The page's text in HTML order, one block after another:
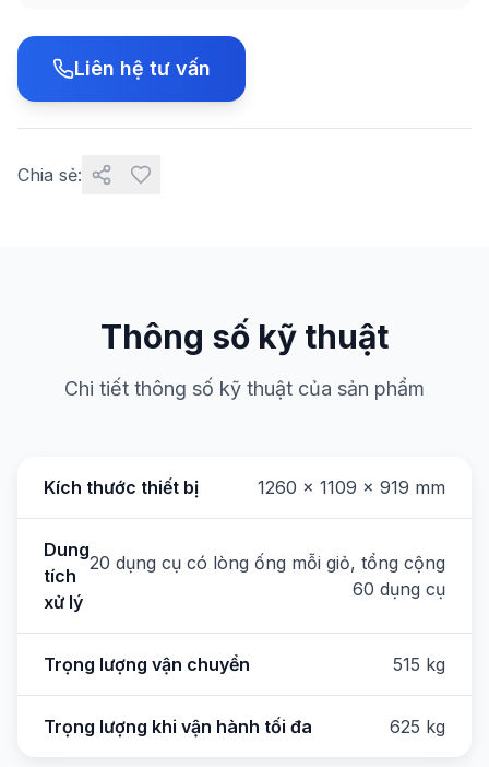
Liên hệ tư vấn
Chia sẻ:
Thông số kỹ thuật
Chi tiết thông số kỹ thuật của sản phẩm
Kích thước thiết bị 1260 x 1109 x 919 mm
Dung
tích
xử lý
20 dụng cụ có lòng ống mỗi giỏ, tổng cộng
60 dụng cụ
Trọng lượng vận chuyển 515 kg
Trọng lượng khi vận hành tối đa 625 kg